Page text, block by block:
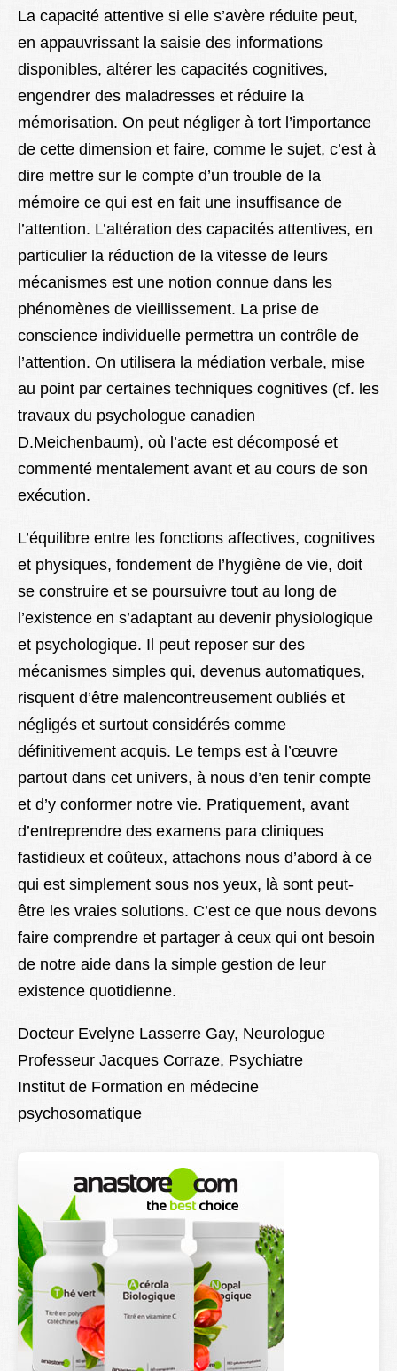
La capacité attentive si elle s’avère réduite peut,
en appauvrissant la saisie des informations
disponibles, altérer les capacités cognitives,
engendrer des maladresses et réduire la
mémorisation. On peut négliger à tort l’importance
de cette dimension et faire, comme le sujet, c’est à
dire mettre sur le compte d’un trouble de la
mémoire ce qui est en fait une insuffisance de
l’attention. L’altération des capacités attentives, en
particulier la réduction de la vitesse de leurs
mécanismes est une notion connue dans les
phénomènes de vieillissement. La prise de
conscience individuelle permettra un contrôle de
l’attention. On utilisera la médiation verbale, mise
au point par certaines techniques cognitives (cf. les
travaux du psychologue canadien
D.Meichenbaum), où l’acte est décomposé et
commenté mentalement avant et au cours de son
exécution.
L’équilibre entre les fonctions affectives, cognitives
et physiques, fondement de l’hygiène de vie, doit
se construire et se poursuivre tout au long de
l’existence en s’adaptant au devenir physiologique
et psychologique. Il peut reposer sur des
mécanismes simples qui, devenus automatiques,
risquent d’être malencontreusement oubliés et
négligés et surtout considérés comme
définitivement acquis. Le temps est à l’œuvre
partout dans cet univers, à nous d’en tenir compte
et d’y conformer notre vie. Pratiquement, avant
d’entreprendre des examens para cliniques
fastidieux et coûteux, attachons nous d’abord à ce
qui est simplement sous nos yeux, là sont peut-
être les vraies solutions. C’est ce que nous devons
faire comprendre et partager à ceux qui ont besoin
de notre aide dans la simple gestion de leur
existence quotidienne.
Docteur Evelyne Lasserre Gay, Neurologue
Professeur Jacques Corraze, Psychiatre
Institut de Formation en médecine
psychosomatique